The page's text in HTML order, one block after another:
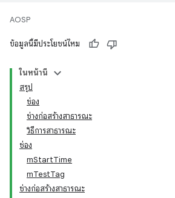
AOSP
ข้อมูลนี้มีประโยชน์ไหม
ในหน้านี้
สรุป
ช่อง
ช่างก่อสร้างสาธารณะ
วิธีการสาธารณะ
ช่อง
mStartTime
mTestTag
ช่างก่อสร้างสาธารณะ